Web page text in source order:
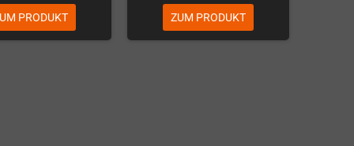
PRODUKT ZUM PRODUKT